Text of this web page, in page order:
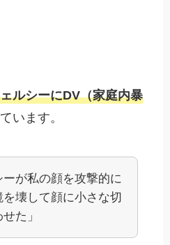
ルシーにDV（家庭内暴
います。
ーが私の顔を攻撃的に
壊して顔に小さな切
た」